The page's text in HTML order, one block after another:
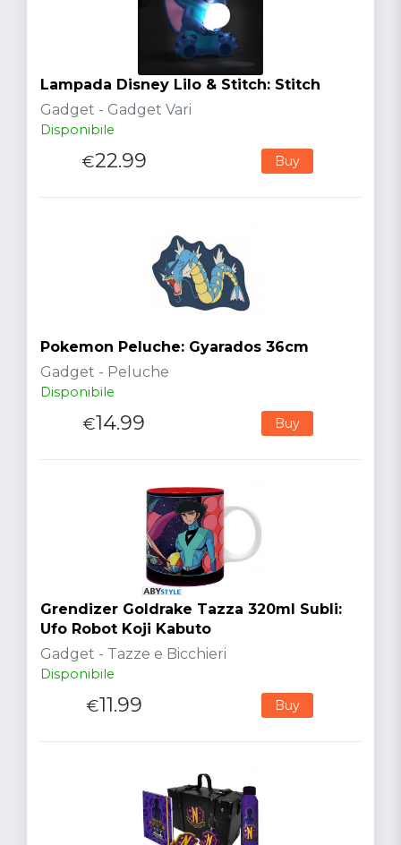
Lampada Disney Lilo & Stitch: Stitch
Gadget - Gadget Vari
Disponibile
€22.99 Buy
Pokemon Peluche: Gyarados 36cm
Gadget - Peluche
Disponibile
€14.99 Buy
Grendizer Goldrake Tazza 320ml Subli:
Ufo Robot Koji Kabuto
Gadget - Tazze e Bicchieri
Disponibile
€11.99 Buy